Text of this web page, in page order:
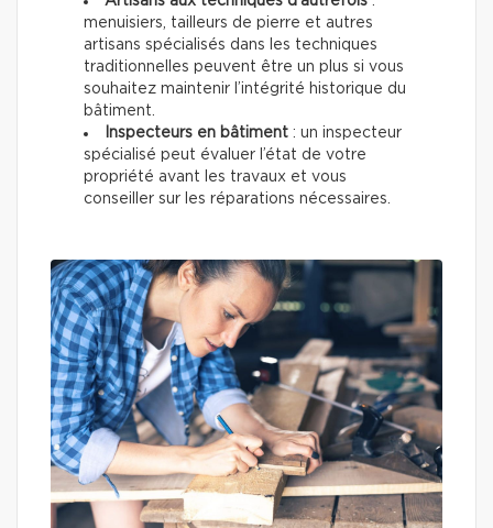
menuisiers, tailleurs de pierre et autres
artisans spécialisés dans les techniques
traditionnelles peuvent être un plus si vous
souhaitez maintenir l’intégrité historique du
bâtiment.
Inspecteurs en bâtiment : un inspecteur
spécialisé peut évaluer l’état de votre
propriété avant les travaux et vous
conseiller sur les réparations nécessaires.